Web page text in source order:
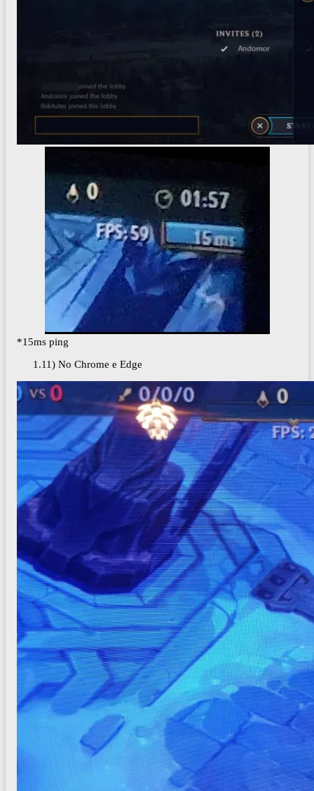
*15ms ping
1.11) No Chrome e Edge